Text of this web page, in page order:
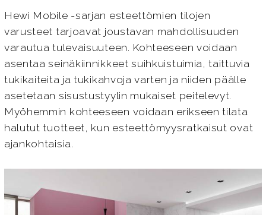
Hewi Mobile -sarjan esteettömien tilojen
varusteet tarjoavat joustavan mahdollisuuden
varautua tulevaisuuteen. Kohteeseen voidaan
asentaa seinäkiinnikkeet suihkuistuimia, taittuvia
tukikaiteita ja tukikahvoja varten ja niiden päälle
asetetaan sisustustyylin mukaiset peitelevyt.
Myöhemmin kohteeseen voidaan erikseen tilata
halutut tuotteet, kun esteettömyysratkaisut ovat
ajankohtaisia.